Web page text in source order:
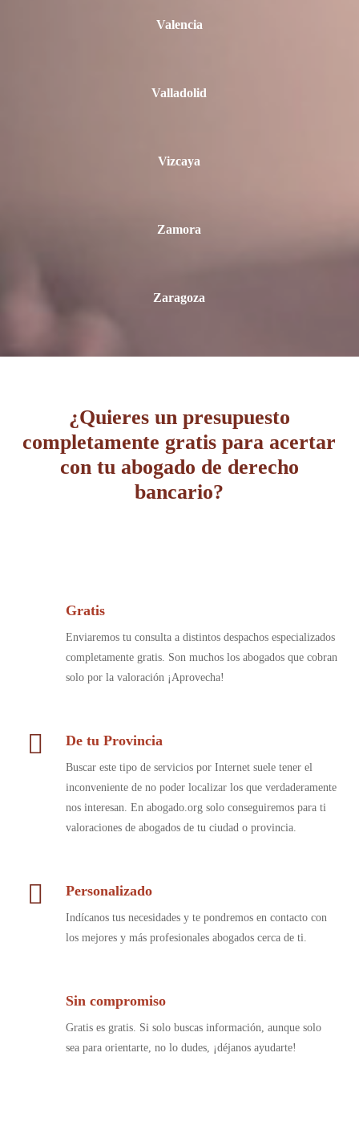
Valencia
Valladolid
Vizcaya
Zamora
Zaragoza
¿Quieres un presupuesto
completamente gratis para acertar
con tu abogado de derecho
bancario?
Gratis
Enviaremos tu consulta a distintos despachos especializados
completamente gratis. Son muchos los abogados que cobran
solo por la valoración ¡Aprovecha!
De tu Provincia
Buscar este tipo de servicios por Internet suele tener el
inconveniente de no poder localizar los que verdaderamente
nos interesan. En abogado.org solo conseguiremos para ti
valoraciones de abogados de tu ciudad o provincia.
Personalizado
Indícanos tus necesidades y te pondremos en contacto con
los mejores y más profesionales abogados cerca de ti.
Sin compromiso
Gratis es gratis. Si solo buscas información, aunque solo
sea para orientarte, no lo dudes, ¡déjanos ayudarte!